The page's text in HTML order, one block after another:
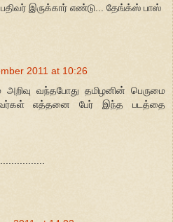
பதிவர் இருக்கார் எண்டு... தேங்க்ஸ் பாஸ்
2011 at 10:26
வந்தபோது தமிழனின் பெருமை
எத்தனை பேர் இந்த படத்தை